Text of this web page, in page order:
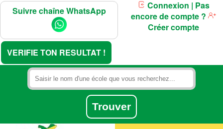
Suivre chaîne WhatsApp
VERIFIE TON RESULTAT !
Connexion | Pas
encore de compte ?
Créer compte